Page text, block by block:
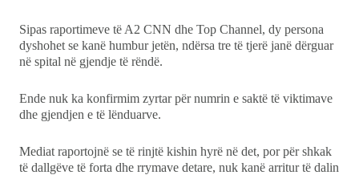
DuVideo
Sipas raportimeve të A2 CNN dhe Top Channel, dy persona
dyshohet se kanë humbur jetën, ndërsa tre të tjerë janë dërguar
në spital në gjendje të rëndë.
Ende nuk ka konfirmim zyrtar për numrin e saktë të viktimave
dhe gjendjen e të lënduarve.
Mediat raportojnë se të rinjtë kishin hyrë në det, por për shkak
të dallgëve të forta dhe rrymave detare, nuk kanë arritur të dalin